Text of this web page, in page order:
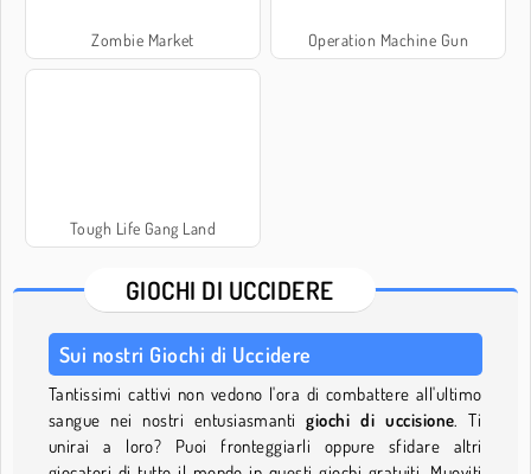
Zombie Market Operation Machine Gun
Tough Life Gang Land
GIOCHI DI UCCIDERE
Sui nostri Giochi di Uccidere
Tantissimi cattivi non vedono l'ora di combattere all'ultimo
sangue nei nostri entusiasmantigiochi di uccisione. Ti
unirai a loro? Puoi fronteggiarli oppure sfidare altri